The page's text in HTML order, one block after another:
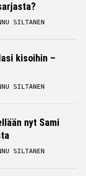
SILTANEN
kisoihin –
SILTANEN
nyt Sami
SILTANEN